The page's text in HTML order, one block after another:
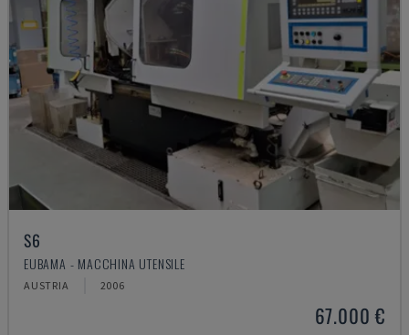
S6
EUBAMA - MACCHINA UTENSILE
AUSTRIA 2006
67.000 €